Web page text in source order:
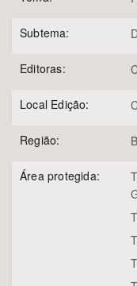
Subtema:
Editoras:
Local Edição:
Região:
Área protegida: